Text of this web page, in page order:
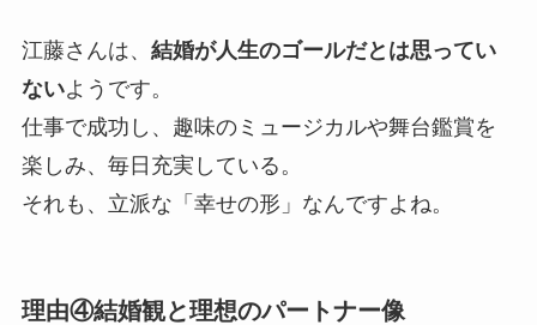
江藤さんは、 結婚が人生のゴールだとは思ってい
ないようです。
仕事で成功し、趣味のミュージカルや舞台鑑賞を
楽しみ、毎日充実している。
それも、立派な「幸せの形」なんですよね。
理由④結婚観と理想のパートナー像